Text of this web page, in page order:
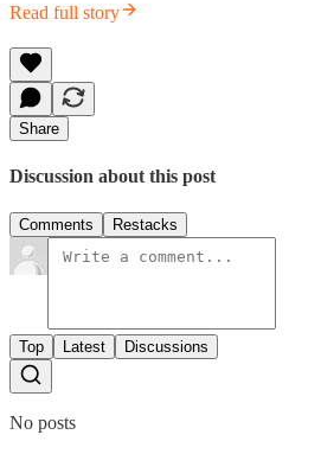
Read full story
Share
Discussion about this post
Comments Restacks
Top Latest Discussions
No posts